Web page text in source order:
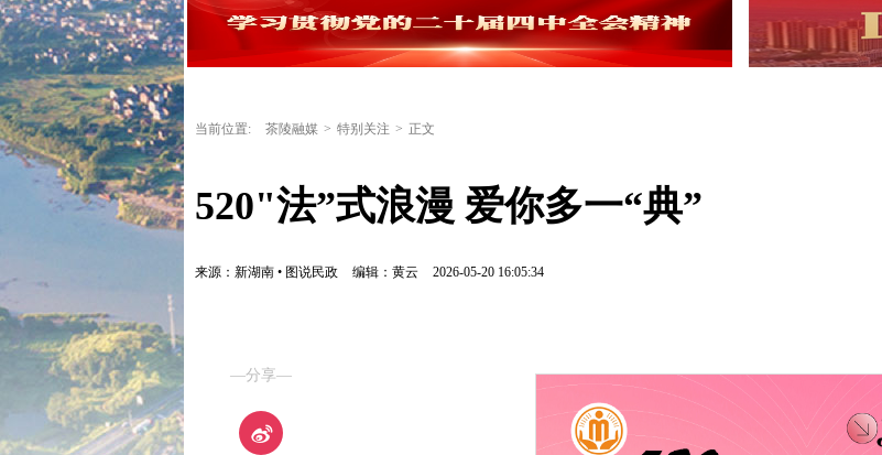
当前位置: 茶陵融媒 > 特别关注 > 正文
520"法”式浪漫 爱你多一“典”
来源：新湖南 • 图说民政 编辑：黄云 2026-05-20 16:05:34
—分享—